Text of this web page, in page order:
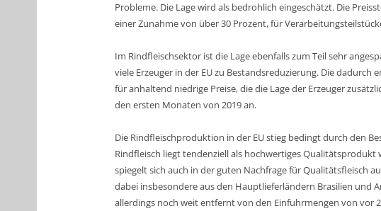
Probleme. Die Lage wird als bedrohlich eingeschätzt. Die
einer Zunahme von über 30 Prozent, für
Im Rindfleischsektor ist die Lage ebenfalls zum Teil sehr
viele Erzeuger in der EU zu Bestandsreduzierung. Die dadurch
für anhaltend niedrige Preise, die die Lage der Erzeuger
den ersten Monaten von 2019 an.
Die Rindfleischproduktion in der EU stieg bedingt durch den
Rindfleisch liegt tendenziell als hochwertiges Qualitätsprodukt
spiegelt sich auch in der guten Nachfrage für Qualitätsfleisch
dabei insbesondere aus den Hauptlieferländern Brasilien und
allerdings noch weit entfernt von den Einfuhrmengen von vor